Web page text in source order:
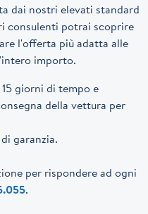
dai nostri elevati standard
consulenti potrai scoprire
l'offerta più adatta alle
importo.
giorni di tempo e
della vettura per
garanzia.
per rispondere ad ogni
.